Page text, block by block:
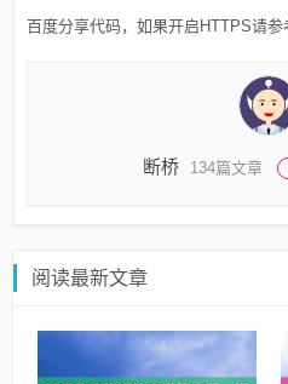
百度分享代码，如果开启HTTPS请
断桥 134篇文章
阅读最新文章